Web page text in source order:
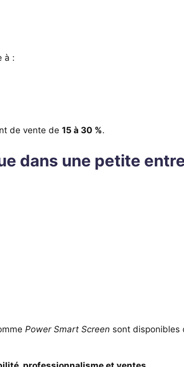
à :
de vente de 15 à 30 %.
dans une petite
Power Smart Screen sont disponibles